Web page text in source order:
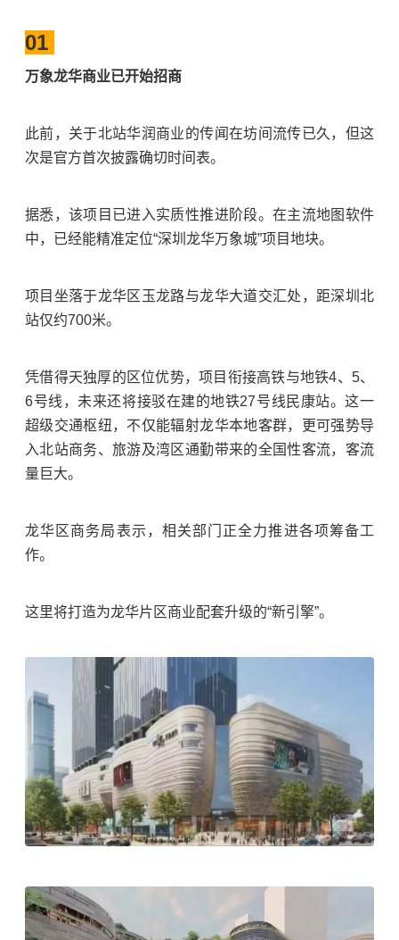
01
万象龙华商业已开始招商
此前，关于北站华润商业的传闻在坊间流传已久，但这
次是官方首次披露确切时间表。
据悉，该项目已进入实质性推进阶段。在主流地图软件
中，已经能精准定位“深圳龙华万象城”项目地块。
项目坐落于龙华区玉龙路与龙华大道交汇处，距深圳北
站仅约700米。
凭借得天独厚的区位优势，项目衔接高铁与地铁4、5、
6号线，未来还将接驳在建的地铁27号线民康站。这一
超级交通枢纽，不仅能辐射龙华本地客群，更可强势导
入北站商务、旅游及湾区通勤带来的全国性客流，客流
量巨大。
龙华区商务局表示，相关部门正全力推进各项筹备工
作。
这里将打造为龙华片区商业配套升级的“新引擎”。